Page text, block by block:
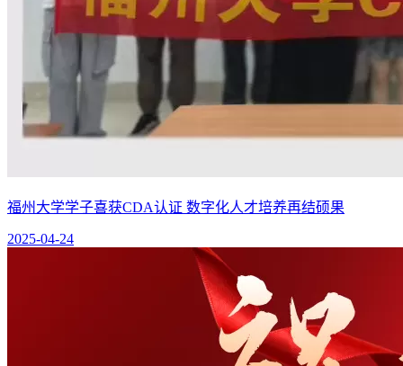
福州大学学子喜获CDA认证 数字化人才培养再结硕果
2025-04-24